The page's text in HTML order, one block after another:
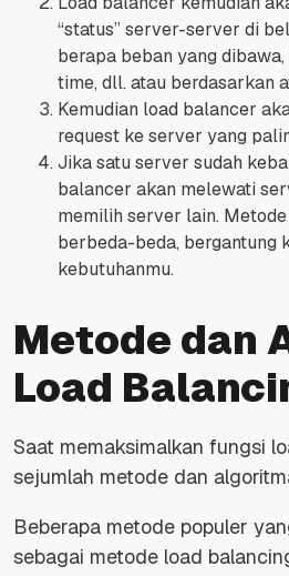
“status” server-server di
berapa beban yang
time, dll. atau berdasarkan
Kemudian load balancer
request ke server yang
Jika satu server sudah
balancer akan melewati
memilih server lain.
berbeda-beda, bergantung
kebutuhanmu.
Metode dan
Load
Saat memaksimalkan fungsi
sejumlah metode dan
Beberapa metode populer
sebagai metode load